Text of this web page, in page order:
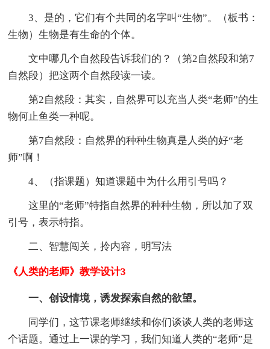
3、是的，它们有个共同的名字叫“生物”。（板书：
生物）生物是有生命的个体。
文中哪几个自然段告诉我们的？（第2自然段和第7
自然段）把这两个自然段读一读。
第2自然段：其实，自然界可以充当人类“老师”的生
物何止鱼类一种呢。
第7自然段：自然界的种种生物真是人类的好“老
师”啊！
4、（指课题）知道课题中为什么用引号吗？
这里的“老师”特指自然界的种种生物，所以加了双
引号，表示特指。
二、智慧闯关，拎内容，明写法
《人类的老师》教学设计3
一、创设情境，诱发探索自然的欲望。
同学们，这节课老师继续和你们谈谈人类的老师这
个话题。通过上一课的学习，我们知道人类的“老师”是